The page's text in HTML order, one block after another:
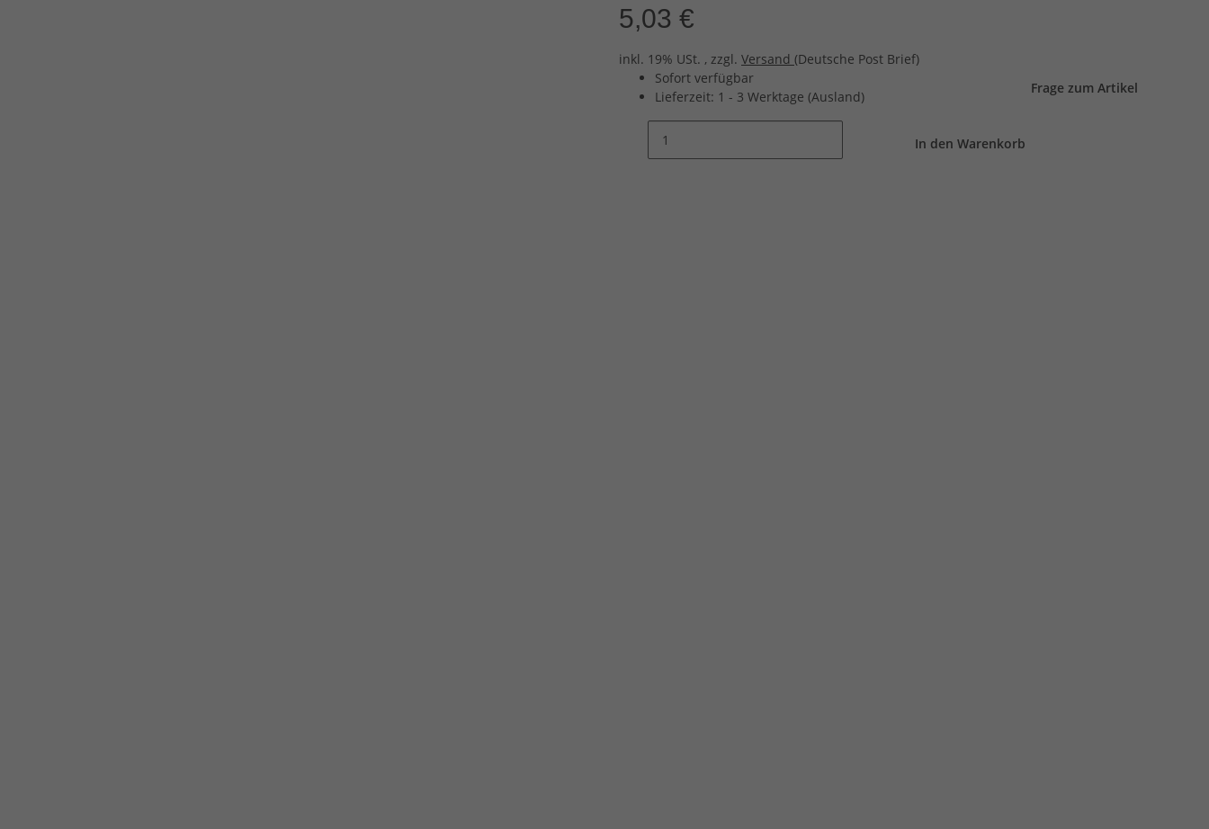
5,03 €
inkl. 19% USt. , zzgl. Versand (Deutsche Post Brief)
Sofort verfügbar
Lieferzeit: 1 - 3 Werktage (Ausland)
Frage zum Artikel
In den Warenkorb